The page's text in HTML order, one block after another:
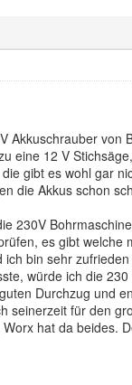
Akkuschrauber
eine 12 V
gibt es wohl gar
die Akkus schon
230V
es gibt welche
bin sehr
würde ich die
Durchzug und
seinerzeit für den
hat da beides.